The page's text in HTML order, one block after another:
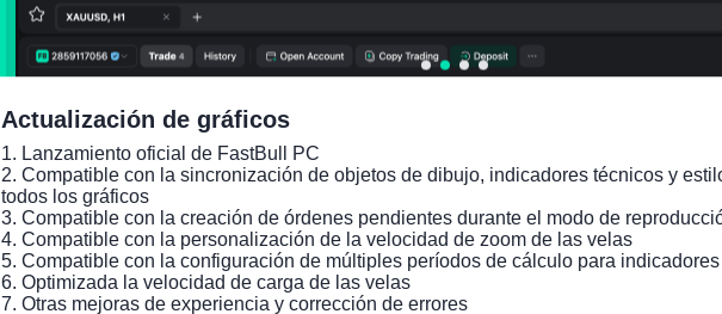
Indicadores relevantes
Actualización de gráficos
1. Lanzamiento oficial de FastBull PC
2. Compatible con la sincronización de objetos de dibujo, indicadores técnicos y
todos los gráficos
3. Compatible con la creación de órdenes pendientes durante el modo de
4. Compatible con la personalización de la velocidad de zoom de las velas
5. Compatible con la configuración de múltiples períodos de cálculo para
6. Optimizada la velocidad de carga de las velas
7. Otras mejoras de experiencia y corrección de errores